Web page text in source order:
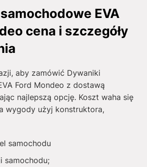
EVA
cena i szczegóły
aby zamówić Dywaniki
Ford Mondeo z dostawą
najlepszą opcję. Koszt waha się
wygody użyj konstruktora,
samochodu
samochodu;